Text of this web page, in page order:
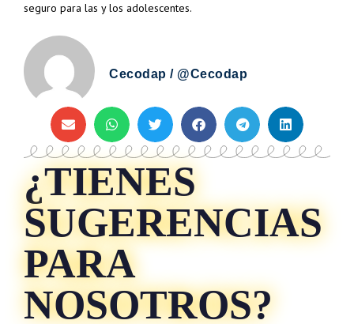
seguro para las y los adolescentes.
Cecodap / @Cecodap
¿TIENES
SUGERENCIAS
PARA
NOSOTROS?